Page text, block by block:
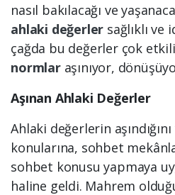
nasıl bakılacağı ve
ahlaki değerler sağlıklı
çağda bu değerler çok
normlar aşınıyor,
Aşınan Ahlaki Değerler
Ahlaki değerlerin
konularına, sohbet
sohbet konusu yapmaya
haline geldi. Mahrem